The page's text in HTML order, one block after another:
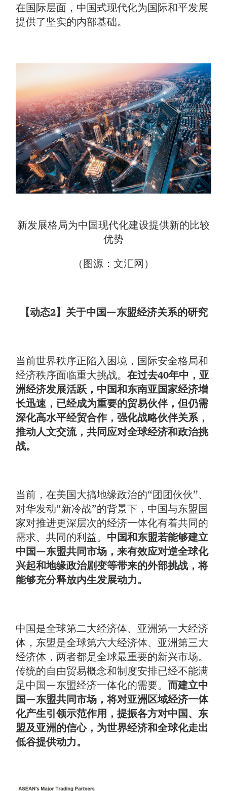
在国际层面，中国式现代化为国际和平发展
提供了坚实的内部基础。
新发展格局为中国现代化建设提供新的比较
优势
（图源：文汇网）
【动态2】关于中国—东盟经济关系的研究
当前世界秩序正陷入困境，国际安全格局和
经济秩序面临重大挑战。在过去40年中，亚
洲经济发展活跃，中国和东南亚国家经济增
长迅速，已经成为重要的贸易伙伴，但仍需
深化高水平经贸合作，强化战略伙伴关系，
推动人文交流，共同应对全球经济和政治挑
战。
当前，在美国大搞地缘政治的“团团伙伙”、
对华发动“新冷战”的背景下，中国与东盟国
家对推进更深层次的经济一体化有着共同的
需求、共同的利益。 中国和东盟若能够建立
中国—东盟共同市场，来有效应对逆全球化
兴起和地缘政治剧变等带来的外部挑战，将
能够充分释放内生发展动力。
中国是全球第二大经济体、亚洲第一大经济
体，东盟是全球第六大经济体、亚洲第三大
经济体，两者都是全球最重要的新兴市场。
传统的自由贸易概念和制度安排已经不能满
足中国—东盟经济一体化的需要。而建立中
国—东盟共同市场，将对亚洲区域经济一体
化产生引领示范作用，提振各方对中国、东
盟及亚洲的信心，为世界经济和全球化走出
低谷提供动力。